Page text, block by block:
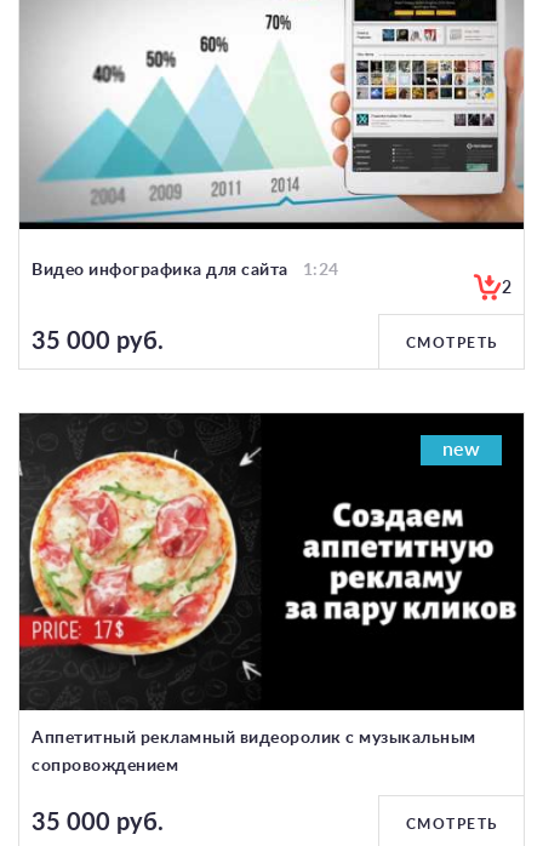
Видео инфографика для сайта 1:24
2
35 000 руб. СМОТРЕТЬ
new
Аппетитный рекламный видеоролик с музыкальным
сопровождением
35 000 руб. СМОТРЕТЬ